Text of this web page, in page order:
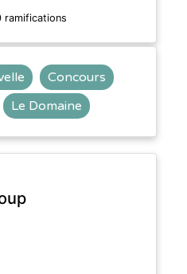
ramifications
Concours
Le Domaine